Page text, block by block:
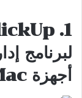
لبرنامج
أجهزة Mac